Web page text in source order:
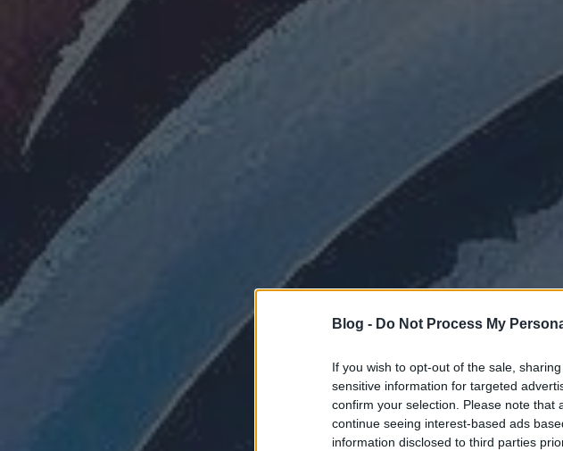
Blog - Do Not Process My
If you wish to opt-out of the sale,
sensitive information for targeted
confirm your selection. Please note
continue seeing interest-based ads
information disclosed to third parties